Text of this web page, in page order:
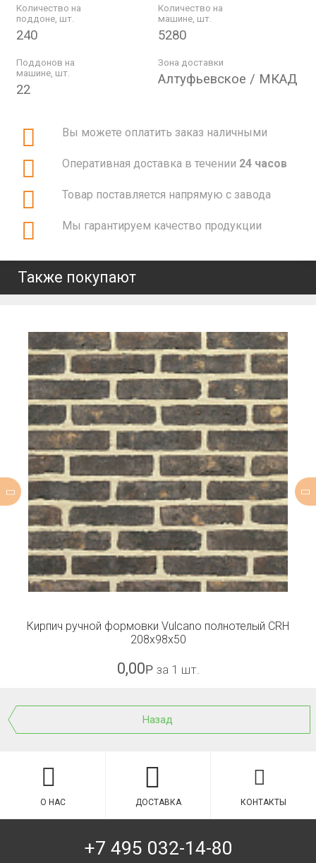
Количество на
поддоне, шт.
240
Количество на
машине, шт.
5280
Поддонов на
машине, шт.
22
Зона доставки
Алтуфьевское / МКАД
Вы можете оплатить заказ наличными
Оперативная доставка в течении 24 часов
Товар поставляется напрямую с завода
Мы гарантируем качество продукции
Также покупают
Кирпич ручной формовки Vulcano полнотелый CRH
208x98x50
0,00Р за 1 шт.
Назад
О НАС ДОСТАВКА КОНТАКТЫ
+7 495 032-14-80